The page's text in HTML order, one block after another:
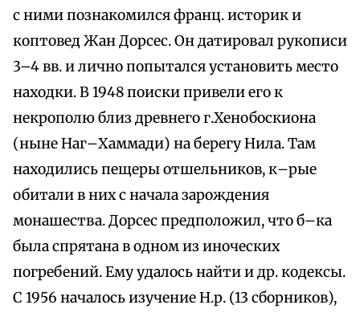
с ними познакомился франц. историк и
коптовед Жан Дорсес. Он датировал рукописи
3–4 вв. и лично попытался установить место
находки. В 1948 поиски привели его к
некрополю близ древнего г.Хенобоскиона
(ныне Наг–Хаммади) на берегу Нила. Там
находились пещеры отшельников, к–рые
обитали в них с начала зарождения
монашества. Дорсес предположил, что б–ка
была спрятана в одном из иноческих
погребений. Ему удалось найти и др. кодексы.
С 1956 началось изучение Н.р. (13 сборников),